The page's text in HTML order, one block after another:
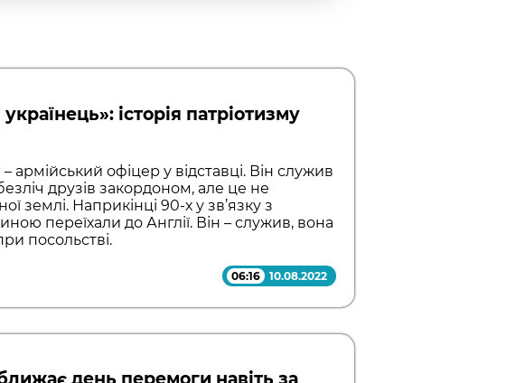
історія патріотизму
офіцер у відставці. Він служив
друзів закордоном, але це не
землі. Наприкінці 90-х у зв’язку з
переїхали до Англії. Він – служив, вона
посольстві.
06:16 10.08.2022